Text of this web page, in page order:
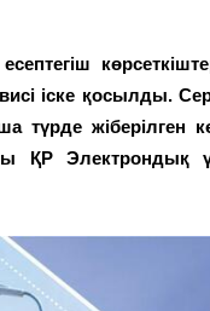
іске қосылды.
түрде жіберілген
ҚР Электрондық